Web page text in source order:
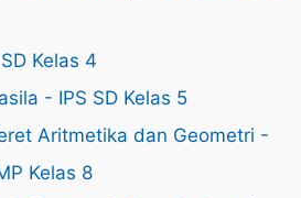
Kelas 4
- IPS SD Kelas 5
Aritmetika dan Geometri -
Kelas 8